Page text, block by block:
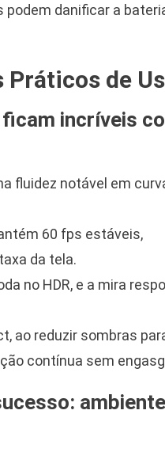
podem danificar a
Práticos de
incríveis
fluidez notável em
60 fps estáveis,
da tela.
no HDR, e a mira
ao reduzir sombras
contínua sem